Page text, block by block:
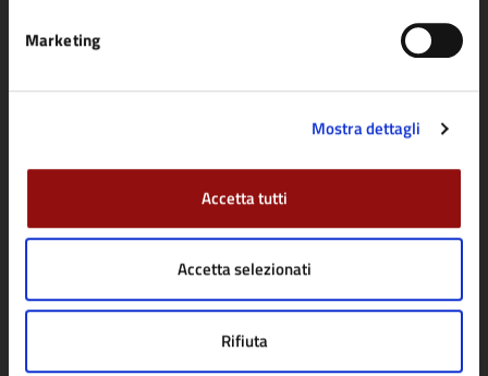
Marketing
Mostra dettagli
Accetta tutti
Accetta selezionati
Rifiuta
Personale amministrativo
Autorizzazioni